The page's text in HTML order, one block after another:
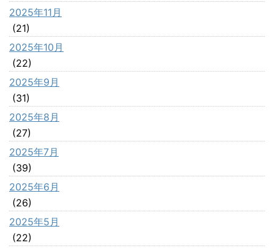
2025年11月
(21)
2025年10月
(22)
2025年9月
(31)
2025年8月
(27)
2025年7月
(39)
2025年6月
(26)
2025年5月
(22)